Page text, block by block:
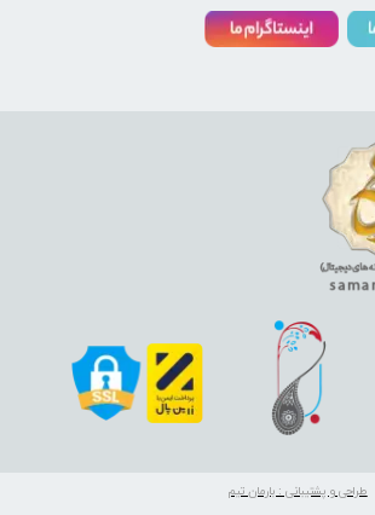
طراحی و پشتیبانی : بارمان تیم